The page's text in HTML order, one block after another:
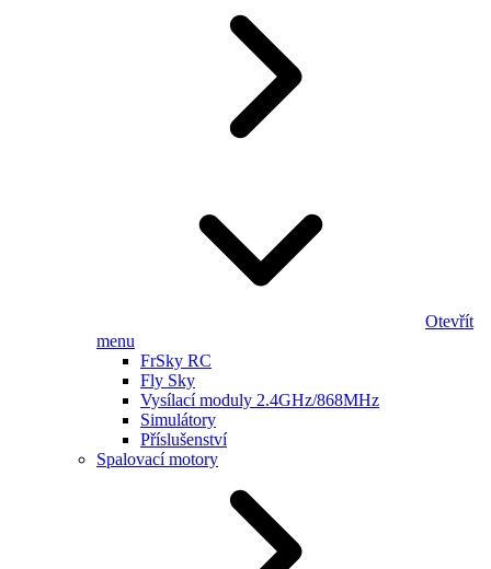
Otevřít
menu
FrSky RC
Fly Sky
Vysílací moduly 2.4GHz/868MHz
Simulátory
Příslušenství
Spalovací motory